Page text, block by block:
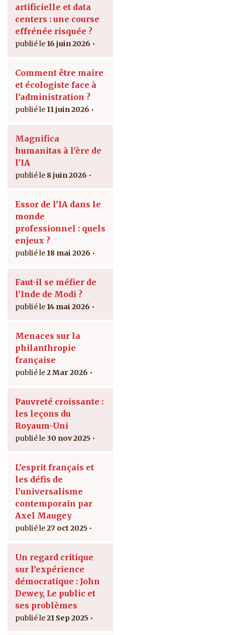
artificielle et data
centers : une course
effrénée risquée ?
16 juin 2026
Comment être maire
et écologiste face à
l’administration ?
11 juin 2026
Magnifica
humanitas à l'ère de
l'IA
8 juin 2026
Essor de l’IA dans le
monde
professionnel : quels
enjeux ?
18 mai 2026
Faut-il se méfier de
l'Inde de Modi ?
14 mai 2026
Menaces sur la
philanthropie
française
2 Mar 2026
Pauvreté croissante :
les leçons du
Royaum-Uni
30 nov 2025
L’esprit français et
les défis de
l’universalisme
contemporain par
Axel Maugey
27 oct 2025
Un regard critique
sur l’expérience
démocratique : John
Dewey, Le public et
ses problèmes
21 Sep 2025